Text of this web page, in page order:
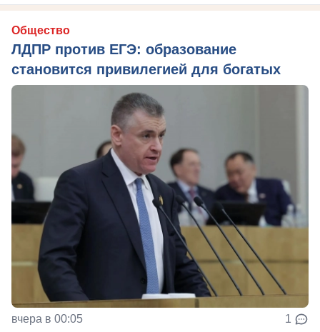
Общество
ЛДПР против ЕГЭ: образование
становится привилегией для богатых
вчера в 00:05 1